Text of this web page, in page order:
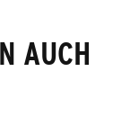
AUCH